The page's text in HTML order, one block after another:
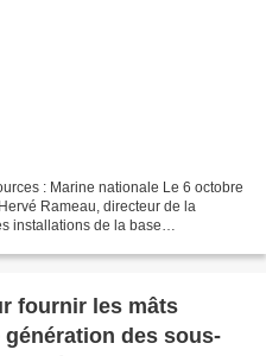
: Marine nationale Le 6 octobre
Rameau, directeur de la
installations de la base
fournir les mâts
des sous-